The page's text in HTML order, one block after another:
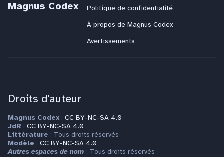
Magnus Codex
Politique de confidentialité
À propos de Magnus Codex
Avertissements
Droits d'auteur
Magnus Codex : CC BY-NC-SA 4.0
JdR : CC BY-NC-SA 4.0
Littérature : Tous droits réservés
Modèle : CC BY-NC-SA 4.0
Autres espaces de nom : Tous droits réservés